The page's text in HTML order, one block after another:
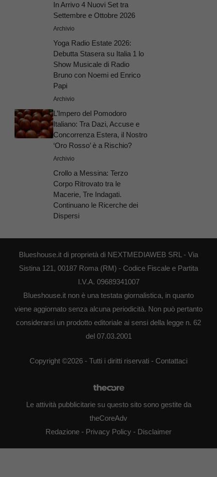
In Arrivo 4 Nuovi Set tra
Settembre e Ottobre 2026
Archivio
Yoga Radio Estate 2026:
Debutta Stasera su Italia 1 lo
Show Musicale di Radio
Bruno con Noemi ed Enrico
Papi
Archivio
L’Impero del Pomodoro
Italiano: Tra Dazi, Accuse e
Concorrenza Estera, il Nostro
‘Oro Rosso’ è a Rischio?
Archivio
Crollo a Messina: Terzo
Corpo Ritrovato tra le
Macerie, Tre Indagati.
Continuano le Ricerche dei
Dispersi
Blueshouse.it di proprietà di NEXTMEDIAWEB SRL - Via
Sistina 121, 00187 Roma (RM) - Codice Fiscale e Partita
I.V.A. 09689341007
Blueshouse.it non è una testata giornalistica, in quanto
viene aggiornato senza alcuna periodicità. Non può pertanto
considerarsi un prodotto editoriale ai sensi della legge n. 62
del 07.03.2001
Copyright ©2026 - Tutti i diritti riservati - Contattaci
Le attività pubblicitarie su questo sito sono gestite da
theCoreAdv
Redazione - Privacy Policy - Disclaimer